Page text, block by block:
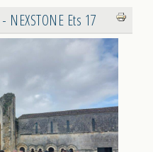
NEXSTONE Ets 17